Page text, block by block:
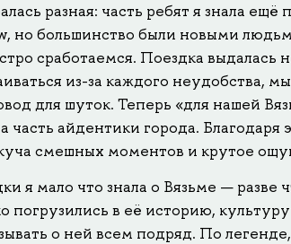
разная: часть ребят я знала
но большинство были новыми
сработаемся. Поездка выдалась
из-за каждого неудобства,
для шуток. Теперь «для нашей
часть айдентики города.
смешных моментов и крутое
я мало что знала о Вязьме — разве
погрузились в её историю,
о ней всем подряд. По